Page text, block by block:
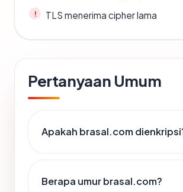
TLS menerima cipher lama
Pertanyaan Umum
Apakah brasal.com
Berapa umur brasal.com?